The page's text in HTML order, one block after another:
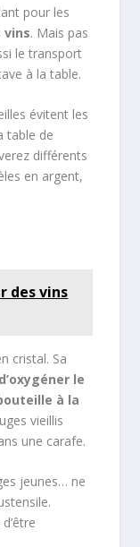
pour les
vins. Mais pas
le transport
à la table.
évitent les
table de
différents
en argent,
des vins
cristal. Sa
d’oxygéner le
à la
vieillis
une carafe.
jeunes… ne